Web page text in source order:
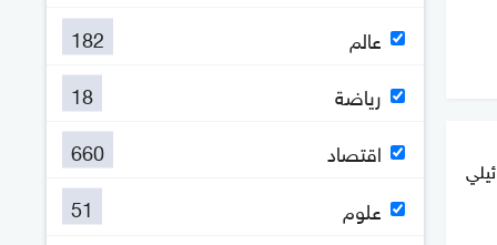
عالم
182
رياضة
18
اقتصاد
660
علوم
51